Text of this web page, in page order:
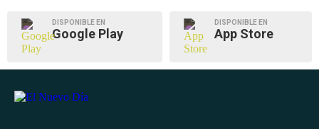
DISPONIBLE EN
Google Play
DISPONIBLE EN
App Store